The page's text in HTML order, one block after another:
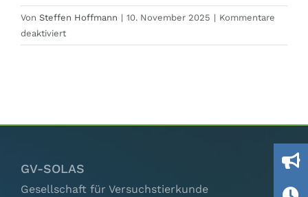
GV-SOLAS
Ausschüsse
IGTP
Von Steffen Hoffmann | 10. November 2025 | Kommentare
deaktiviertfür
VBIO
GV-SOLAS
Gesellschaft für Versuchstierkunde